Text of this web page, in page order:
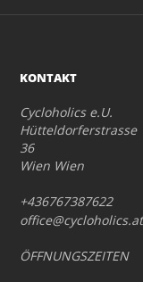
KONTAKT
Cycloholics e.U.
Hütteldorferstrasse
36
Wien Wien
+436767387622
office@cycloholics.at
ÖFFNUNGSZEITEN